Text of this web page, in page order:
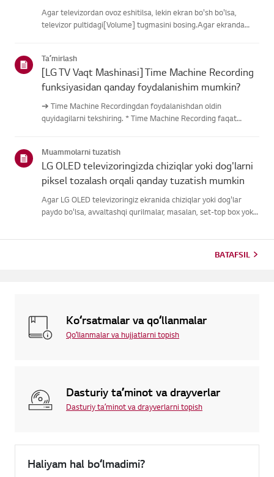
Agar televizordan ovoz eshitilsa, lekin ekran bo'sh bo'lsa,
televizor pultidagi[Volume] tugmasini bosing.Agar ekranda
mumkin.Muammo tashqi quril...
Taʼmirlash
[LG TV Vaqt Mashinasi] Time Machine Recording
funksiyasidan qanday foydalanishim mumkin?
➔ Time Machine Recordingdan foydalanishdan oldin
quyidagilarni tekshiring. * Time Machine Recording faqat
qurilmalariga ulangan ...
Muammolarni tuzatish
LG OLED televizoringizda chiziqlar yoki dog'larni
piksel tozalash orqali qanday tuzatish mumkin
Agar LG OLED televizoringiz ekranida chiziqlar yoki dog'lar
paydo bo'lsa, avvaltashqi qurilmalar, masalan, set-top box yoki
BATAFSIL
Koʻrsatmalar va qoʻllanmalar
Qoʻllanmalar va hujjatlarni topish
Dasturiy taʼminot va drayverlar
Dasturiy taʼminot va drayverlarni topish
Haliyam hal boʻlmadimi?